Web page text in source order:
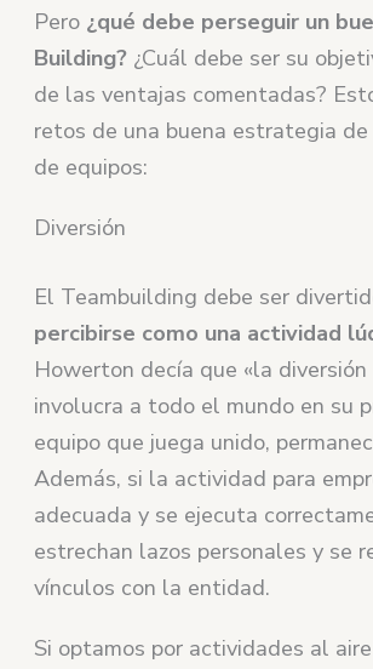
Pero ¿qué debe perseguir un
Building? ¿Cuál debe ser su
de las ventajas comentadas?
retos de una buena estrategia
de equipos:
Diversión
El Teambuilding debe ser
percibirse como una actividad
Howerton decía que «la
involucra a todo el mundo en su
equipo que juega unido,
Además, si la actividad para
adecuada y se ejecuta
estrechan lazos personales y se
vínculos con la entidad.
Si optamos por actividades al